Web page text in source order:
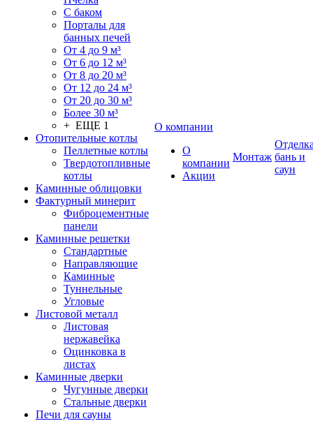
С баком
Порталы для
банных печей
От 4 до 9 м³
От 6 до 12 м³
От 8 до 20 м³
От 12 до 24 м³
От 20 до 30 м³
Более 30 м³
+ ЕЩЕ 1
Отопительные котлы
Пеллетные котлы
Твердотопливные
котлы
Каминные облицовки
Фактурный минерит
Фиброцементные
панели
Каминные решетки
Стандартные
Направляющие
Каминные
Туннельные
Угловые
Листовой металл
Листовая
нержавейка
Оцинковка в
листах
Каминные дверки
Чугунные дверки
Стальные дверки
Печи для сауны
О компании
О
компании
Акции
Монтаж бань и
саун